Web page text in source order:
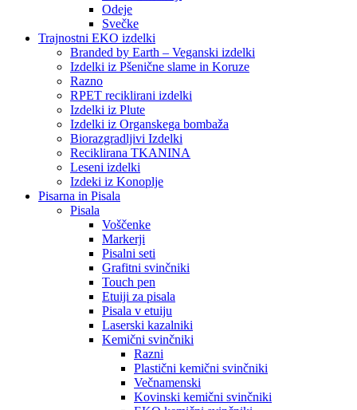
Odeje
Svečke
Trajnostni EKO izdelki
Branded by Earth – Veganski izdelki
Izdelki iz Pšenične slame in Koruze
Razno
RPET reciklirani izdelki
Izdelki iz Plute
Izdelki iz Organskega bombaža
Biorazgradljivi Izdelki
Reciklirana TKANINA
Leseni izdelki
Izdeki iz Konoplje
Pisarna in Pisala
Pisala
Voščenke
Markerji
Pisalni seti
Grafitni svinčniki
Touch pen
Etuiji za pisala
Pisala v etuiju
Laserski kazalniki
Kemični svinčniki
Razni
Plastični kemični svinčniki
Večnamenski
Kovinski kemični svinčniki